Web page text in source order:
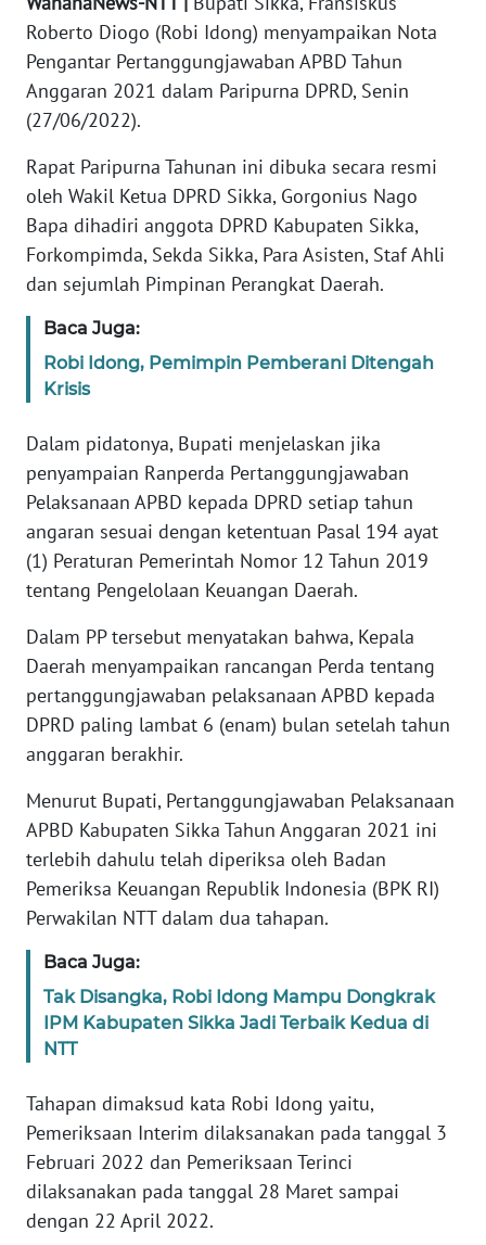
Roberto Diogo (Robi Idong) menyampaikan Nota
Pengantar Pertanggungjawaban APBD Tahun
Anggaran 2021 dalam Paripurna DPRD, Senin
(27/06/2022).
Rapat Paripurna Tahunan ini dibuka secara resmi
oleh Wakil Ketua DPRD Sikka, Gorgonius Nago
Bapa dihadiri anggota DPRD Kabupaten Sikka,
Forkompimda, Sekda Sikka, Para Asisten, Staf Ahli
dan sejumlah Pimpinan Perangkat Daerah.
Baca Juga:
Robi Idong, Pemimpin Pemberani Ditengah
Krisis
Dalam pidatonya, Bupati menjelaskan jika
penyampaian Ranperda Pertanggungjawaban
Pelaksanaan APBD kepada DPRD setiap tahun
angaran sesuai dengan ketentuan Pasal 194 ayat
(1) Peraturan Pemerintah Nomor 12 Tahun 2019
tentang Pengelolaan Keuangan Daerah.
Dalam PP tersebut menyatakan bahwa, Kepala
Daerah menyampaikan rancangan Perda tentang
pertanggungjawaban pelaksanaan APBD kepada
DPRD paling lambat 6 (enam) bulan setelah tahun
anggaran berakhir.
Menurut Bupati, Pertanggungjawaban Pelaksanaan
APBD Kabupaten Sikka Tahun Anggaran 2021 ini
terlebih dahulu telah diperiksa oleh Badan
Pemeriksa Keuangan Republik Indonesia (BPK RI)
Perwakilan NTT dalam dua tahapan.
Baca Juga:
Tak Disangka, Robi Idong Mampu Dongkrak
IPM Kabupaten Sikka Jadi Terbaik Kedua di
NTT
Tahapan dimaksud kata Robi Idong yaitu,
Pemeriksaan Interim dilaksanakan pada tanggal 3
Februari 2022 dan Pemeriksaan Terinci
dilaksanakan pada tanggal 28 Maret sampai
dengan 22 April 2022.
PEDOMAN
MEDIA
SIBER
REDAKSI
KARIR
DISCLAIMER
Wahana
Regional
WN
SUMUT
WN
JAKARTA
WN
JABAR
BANTEN
WN
NTT
KEPRI
WN
PAPUA
PAPUA
BARAT
WN
WN
SERAMBI
WN
JAMBI